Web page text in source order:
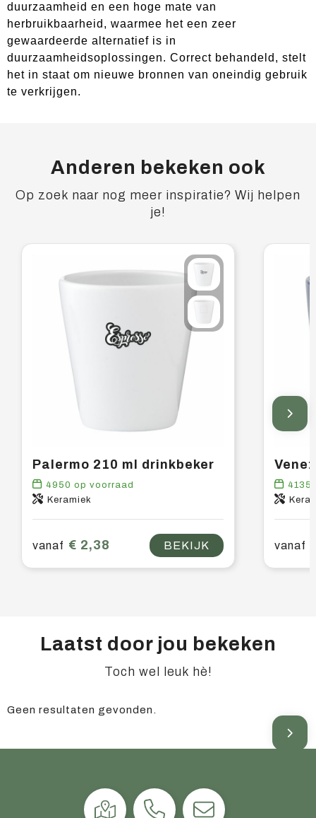
duurzaamheid en een hoge mate van
herbruikbaarheid, waarmee het een zeer
gewaardeerde alternatief is in
duurzaamheidsoplossingen. Correct behandeld, stelt
het in staat om nieuwe bronnen van oneindig gebruik
te verkrijgen.
Anderen bekeken ook
Op zoek naar nog meer inspiratie? Wij helpen
je!
Palermo 210 ml drinkbeker
4950 op voorraad
Keramiek
vanaf € 2,38 BEKIJK
4135
vanaf
Laatst door jou bekeken
Toch wel leuk hè!
Geen resultaten gevonden.